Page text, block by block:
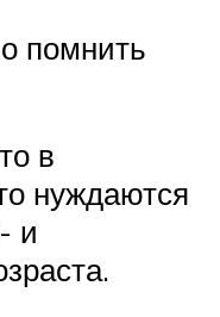
помнить
в
нуждаются
и